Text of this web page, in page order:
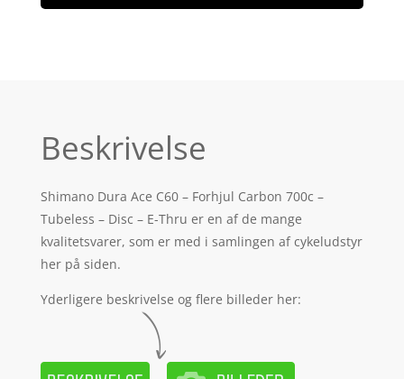
Beskrivelse
Shimano Dura Ace C60 – Forhjul Carbon 700c –
Tubeless – Disc – E-Thru er en af de mange
kvalitetsvarer, som er med i samlingen af cykeludstyr
her på siden.
Yderligere beskrivelse og flere billeder her: